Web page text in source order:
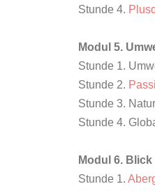
Stunde 4.
Modul 5.
Stunde 1.
Stunde 2.
Stunde 3.
Stunde 4.
Modul 6.
Stunde 1.